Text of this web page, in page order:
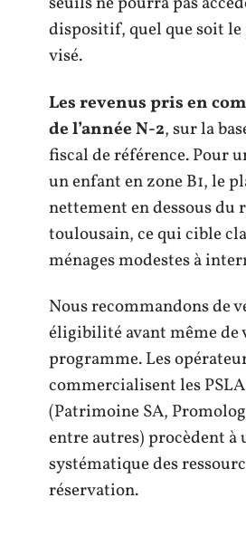
dispositif, quel que soit
visé.
Les revenus pris en
de l’année N-2, sur la
fiscal de référence. Pour
un enfant en zone B1, le
nettement en dessous du
toulousain, ce qui cible
ménages modestes à
Nous recommandons de
éligibilité avant même de
programme. Les
commercialisent les
(Patrimoine SA,
entre autres) procèdent à
systématique des
réservation.